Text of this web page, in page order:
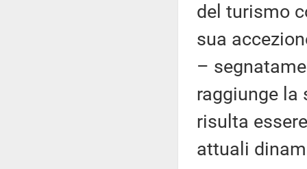
del turismo
sua
–
raggiunge la
risulta
attuali